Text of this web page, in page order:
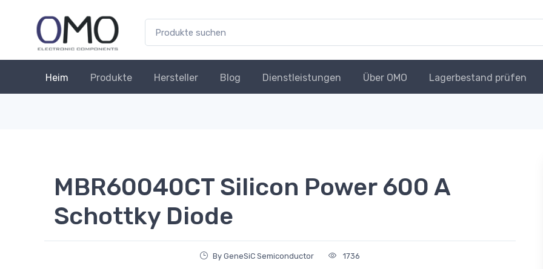
Heim Produkte Hersteller Blog Dienstleistungen Über OMO Lagerbestand prüfen
MBR60040CT Silicon Power 600 A
Schottky Diode
By GeneSiC Semiconductor 1736